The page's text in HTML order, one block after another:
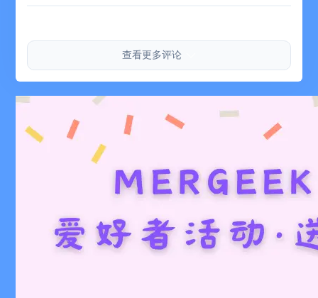
紧下载色采时钟，让时间与色彩邂逅，拥有你的专属色采时钟吧！
1 由于系统限制，无法在锁屏时使用
3 其他风格小组件时间偶尔会延迟，可以打开主应用后刷新同步
在你的帮助下，色采时钟还可以做的更好。如果有任何建议，或者
只是想和我们打个招呼，随时欢迎 :)
邮箱：support@wizeyes.com
查看更多评论